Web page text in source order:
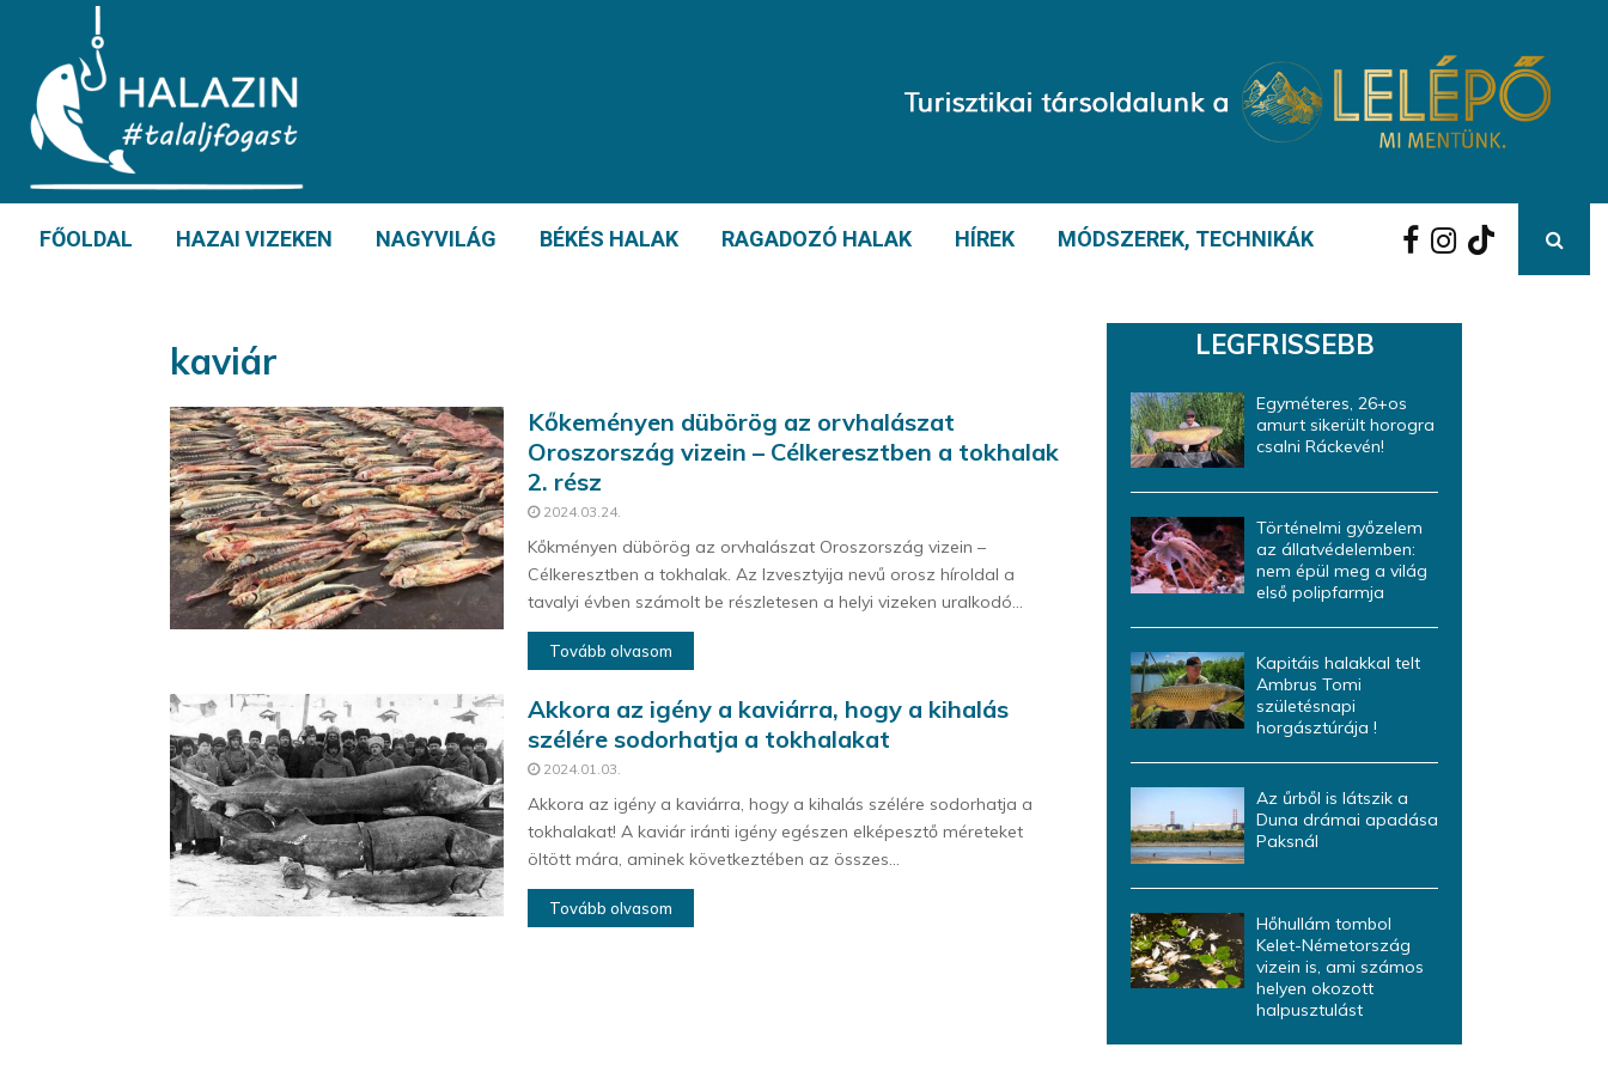
FŐOLDAL HAZAI VIZEKEN NAGYVILÁG BÉKÉS HALAK RAGADOZÓ HALAK HÍREK MÓDSZEREK, TECHNIKÁK
kaviár
Kőkeményen dübörög az orvhalászat
Oroszország vizein – Célkeresztben a tokhalak
2. rész
2024.03.24.
Kőkményen dübörög az orvhalászat Oroszország vizein –
Célkeresztben a tokhalak. Az Izvesztyija nevű orosz híroldal a
tavalyi évben számolt be részletesen a helyi vizeken uralkodó...
Tovább olvasom
Akkora az igény a kaviárra, hogy a kihalás
szélére sodorhatja a tokhalakat
2024.01.03.
Akkora az igény a kaviárra, hogy a kihalás szélére sodorhatja a
tokhalakat! A kaviár iránti igény egészen elképesztő méreteket
öltött mára, aminek következtében az összes...
Tovább olvasom
LEGFRISSEBB
Egyméteres, 26+os
amurt sikerült horogra
csalni Ráckevén!
Történelmi győzelem
az állatvédelemben:
nem épül meg a világ
első polipfarmja
Kapitáis halakkal telt
Ambrus Tomi
születésnapi
horgásztúrája !
Az űrből is látszik a
Duna drámai apadása
Paksnál
Hőhullám tombol
Kelet-Németország
vizein is, ami számos
helyen okozott
halpusztulást